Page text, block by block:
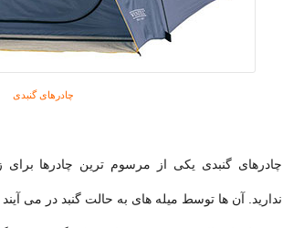
چادرهای گنبدی
چادرهای گنبدی یکی از مرسوم ترین چادرها برای
ندارید. آن ها توسط میله های به حالت گنبد در می آیند